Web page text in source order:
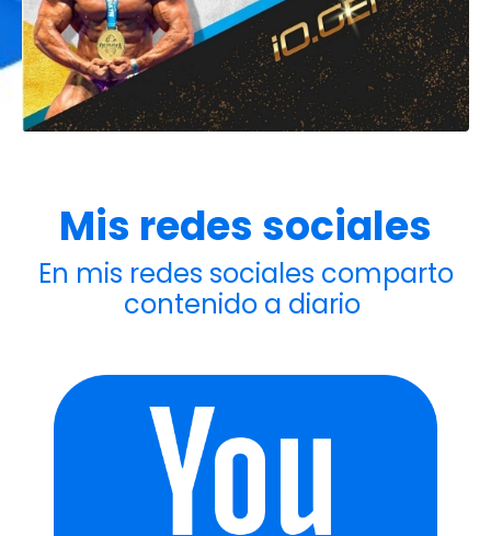
Mis redes sociales
En mis redes sociales comparto
contenido a diario